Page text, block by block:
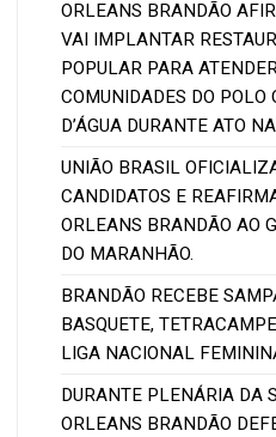
ORLEANS BRANDÃO
VAI IMPLANTAR
POPULAR PARA
COMUNIDADES DO POLO
D’ÁGUA DURANTE ATO
UNIÃO BRASIL
CANDIDATOS E
ORLEANS BRANDÃO AO
DO MARANHÃO.
BRANDÃO RECEBE
BASQUETE,
LIGA NACIONAL
DURANTE PLENÁRIA DA
ORLEANS BRANDÃO